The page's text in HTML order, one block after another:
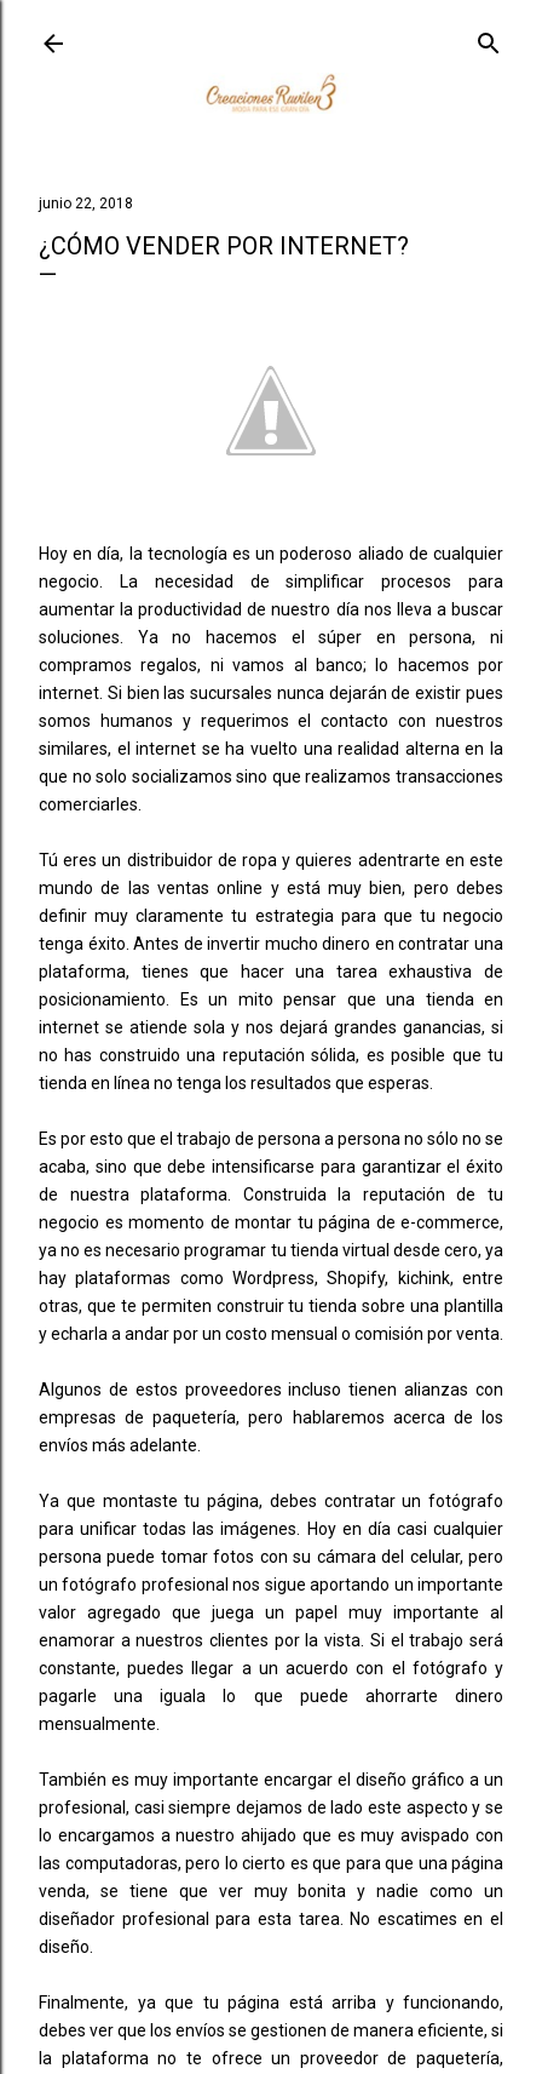
junio 22, 2018
¿CÓMO VENDER POR INTERNET?
Hoy en día, la tecnología es un poderoso aliado de cualquier
negocio. La necesidad de simplificar procesos para
aumentar la productividad de nuestro día nos lleva a buscar
soluciones. Ya no hacemos el súper en persona, ni
compramos regalos, ni vamos al banco; lo hacemos por
internet. Si bien las sucursales nunca dejarán de existir pues
somos humanos y requerimos el contacto con nuestros
similares, el internet se ha vuelto una realidad alterna en la
que no solo socializamos sino que realizamos transacciones
comerciarles.
Tú eres un distribuidor de ropa y quieres adentrarte en este
mundo de las ventas online y está muy bien, pero debes
definir muy claramente tu estrategia para que tu negocio
tenga éxito. Antes de invertir mucho dinero en contratar una
plataforma, tienes que hacer una tarea exhaustiva de
posicionamiento. Es un mito pensar que una tienda en
internet se atiende sola y nos dejará grandes ganancias, si
no has construido una reputación sólida, es posible que tu
tienda en línea no tenga los resultados que esperas.
Es por esto que el trabajo de persona a persona no sólo no se
acaba, sino que debe intensificarse para garantizar el éxito
de nuestra plataforma. Construida la reputación de tu
negocio es momento de montar tu página de e-commerce,
ya no es necesario programar tu tienda virtual desde cero, ya
hay plataformas como Wordpress, Shopify, kichink, entre
otras, que te permiten construir tu tienda sobre una plantilla
y echarla a andar por un costo mensual o comisión por venta.
Algunos de estos proveedores incluso tienen alianzas con
empresas de paquetería, pero hablaremos acerca de los
envíos más adelante.
Ya que montaste tu página, debes contratar un fotógrafo
para unificar todas las imágenes. Hoy en día casi cualquier
persona puede tomar fotos con su cámara del celular, pero
un fotógrafo profesional nos sigue aportando un importante
valor agregado que juega un papel muy importante al
enamorar a nuestros clientes por la vista. Si el trabajo será
constante, puedes llegar a un acuerdo con el fotógrafo y
pagarle una iguala lo que puede ahorrarte dinero
mensualmente.
También es muy importante encargar el diseño gráfico a un
profesional, casi siempre dejamos de lado este aspecto y se
lo encargamos a nuestro ahijado que es muy avispado con
las computadoras, pero lo cierto es que para que una página
venda, se tiene que ver muy bonita y nadie como un
diseñador profesional para esta tarea. No escatimes en el
diseño.
Finalmente, ya que tu página está arriba y funcionando,
debes ver que los envíos se gestionen de manera eficiente, si
la plataforma no te ofrece un proveedor de paquetería,